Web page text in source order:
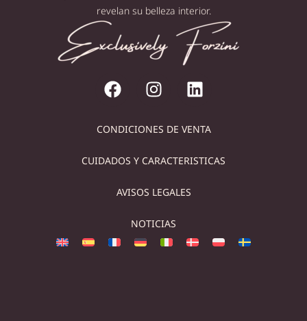
revelan su belleza interior.
CONDICIONES DE VENTA
CUIDADOS Y CARACTERISTICAS
AVISOS LEGALES
NOTICIAS